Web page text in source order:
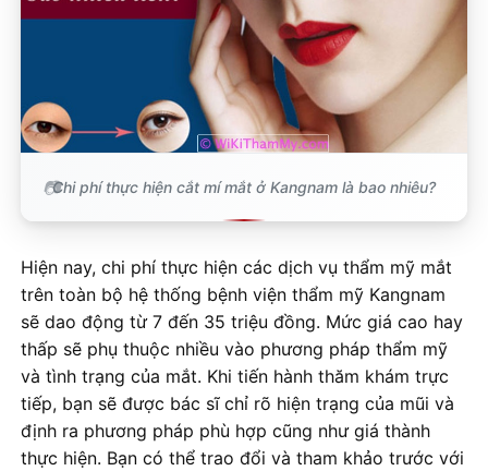
Chi phí thực hiện cắt mí mắt ở Kangnam là bao nhiêu?
Hiện nay, chi phí thực hiện các dịch vụ thẩm mỹ mắt
trên toàn bộ hệ thống bệnh viện thẩm mỹ Kangnam
sẽ dao động từ 7 đến 35 triệu đồng. Mức giá cao hay
thấp sẽ phụ thuộc nhiều vào phương pháp thẩm mỹ
và tình trạng của mắt. Khi tiến hành thăm khám trực
tiếp, bạn sẽ được bác sĩ chỉ rõ hiện trạng của mũi và
định ra phương pháp phù hợp cũng như giá thành
thực hiện. Bạn có thể trao đổi và tham khảo trước với